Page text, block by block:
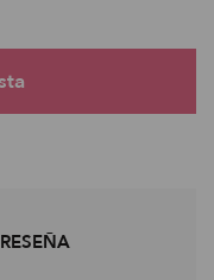
RESEÑA